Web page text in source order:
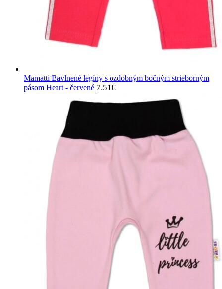
Mamatti Bavlnené legíny s ozdobným bočným strieborným
pásom Heart - červené 7.51€